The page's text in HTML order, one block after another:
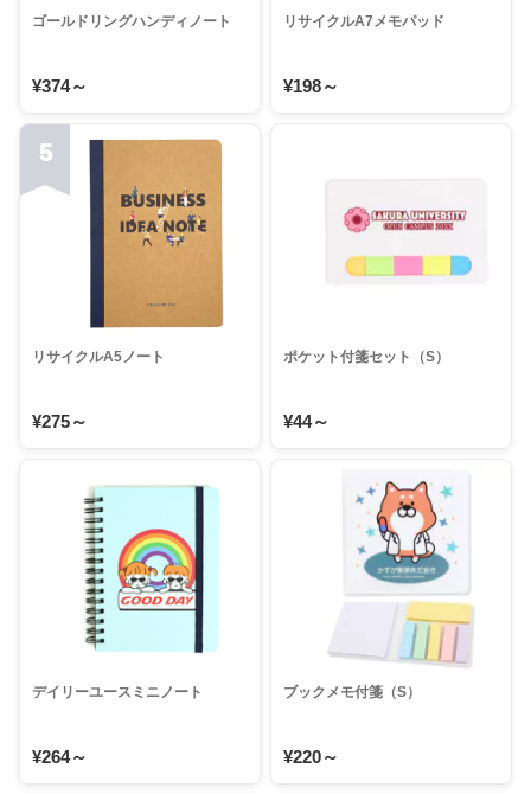
ゴールドリングハンディノート
¥374～
リサイクルA7メモパッド
¥198～
5
リサイクルA5ノート
¥275～
ポケット付箋セット（S）
¥44～
デイリーユースミニノート
¥264～
ブックメモ付箋（S）
¥220～